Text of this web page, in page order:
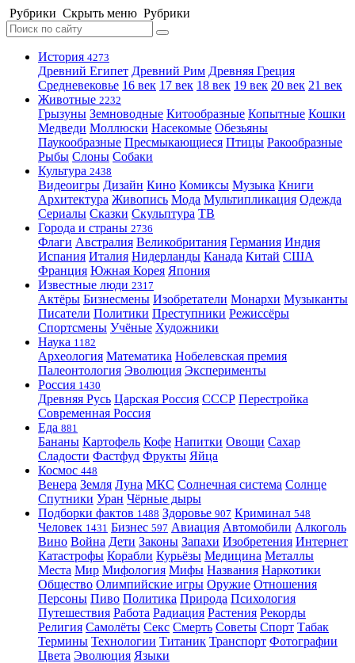
Рубрики Скрыть меню Рубрики
История 4273
Древний Египет Древний Рим Древняя Греция
Средневековье 16 век 17 век 18 век 19 век 20 век 21 век
Животные 2232
Грызуны Земноводные Китообразные Копытные Кошки
Медведи Моллюски Насекомые Обезьяны
Паукообразные Пресмыкающиеся Птицы Ракообразные
Рыбы Слоны Собаки
Культура 2438
Видеоигры Дизайн Кино Комиксы Музыка Книги
Архитектура Живопись Мода Мультипликация Одежда
Сериалы Сказки Скульптура ТВ
Города и страны 2736
Флаги Австралия Великобритания Германия Индия
Испания Италия Нидерланды Канада Китай США
Франция Южная Корея Япония
Известные люди 2317
Актёры Бизнесмены Изобретатели Монархи Музыканты
Писатели Политики Преступники Режиссёры
Спортсмены Учёные Художники
Наука 1182
Археология Математика Нобелевская премия
Палеонтология Эволюция Эксперименты
Россия 1430
Древняя Русь Царская Россия СССР Перестройка
Современная Россия
Еда 881
Бананы Картофель Кофе Напитки Овощи Сахар
Сладости Фастфуд Фрукты Яйца
Космос 448
Венера Земля Луна МКС Солнечная система Солнце
Спутники Уран Чёрные дыры
Подборки фактов 1488 Здоровье 907 Криминал 548
Человек 1431 Бизнес 597 Авиация Автомобили Алкоголь
Вино Война Дети Законы Запахи Изобретения Интернет
Катастрофы Корабли Курьёзы Медицина Металлы
Места Мир Мифология Мифы Названия Наркотики
Общество Олимпийские игры Оружие Отношения
Персоны Пиво Политика Природа Психология
Путешествия Работа Радиация Растения Рекорды
Религия Самолёты Секс Смерть Советы Спорт Табак
Термины Технологии Титаник Транспорт Фотографии
Цвета Эволюция Языки